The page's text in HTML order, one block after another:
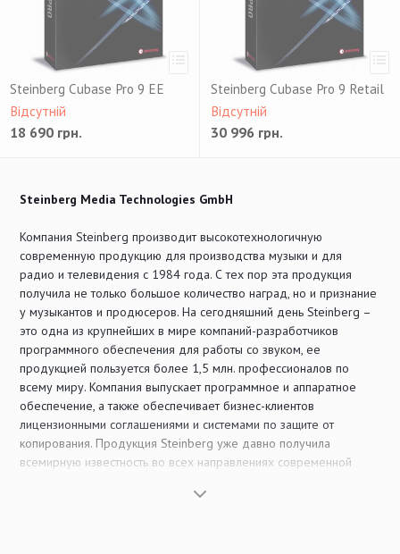
Steinberg Cubase Pro 9 EE
Відсутній
18 690 грн.
Steinberg Cubase Pro 9 Retail
Відсутній
30 996 грн.
Steinberg Media Technologies GmbH
Компания Steinberg производит высокотехнологичную
современную продукцию для производства музыки и для
радио и телевидения с 1984 года. С тех пор эта продукция
получила не только большое количество наград, но и признание
у музыкантов и продюсеров. На сегодняшний день Steinberg –
это одна из крупнейших в мире компаний-разработчиков
программного обеспечения для работы со звуком, ее
продукцией пользуется более 1,5 млн. профессионалов по
всему миру. Компания выпускает программное и аппаратное
обеспечение, а также обеспечивает бизнес-клиентов
лицензионными соглашениями и системами по защите от
копирования. Продукция Steinberg уже давно получила
всемирную известность во всех направлениях современной
создания и выпуска музыки, мастеринга, восстановления